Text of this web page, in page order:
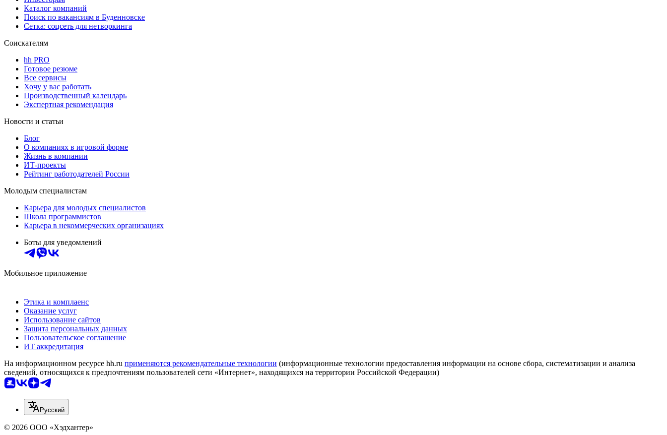
Каталог компаний
Поиск по вакансиям в Буденновске
Сетка: соцсеть для нетворкинга
Соискателям
hh PRO
Готовое резюме
Все сервисы
Хочу у вас работать
Производственный календарь
Экспертная рекомендация
Новости и статьи
Блог
О компаниях в игровой форме
Жизнь в компании
ИТ-проекты
Рейтинг работодателей России
Молодым специалистам
Карьера для молодых специалистов
Школа программистов
Карьера в некоммерческих организациях
Боты для уведомлений
Мобильное приложение
Этика и комплаенс
Оказание услуг
Использование сайтов
Защита персональных данных
Пользовательское соглашение
ИТ аккредитация
На информационном ресурсе hh.ru применяются рекомендательные технологии (информационные технологии предоставления информации на основе сбора, систематизации и анализа
сведений, относящихся к предпочтениям пользователей сети «Интернет», находящихся на территории Российской Федерации)
Русский
© 2026 ООО «Хэдхантер»